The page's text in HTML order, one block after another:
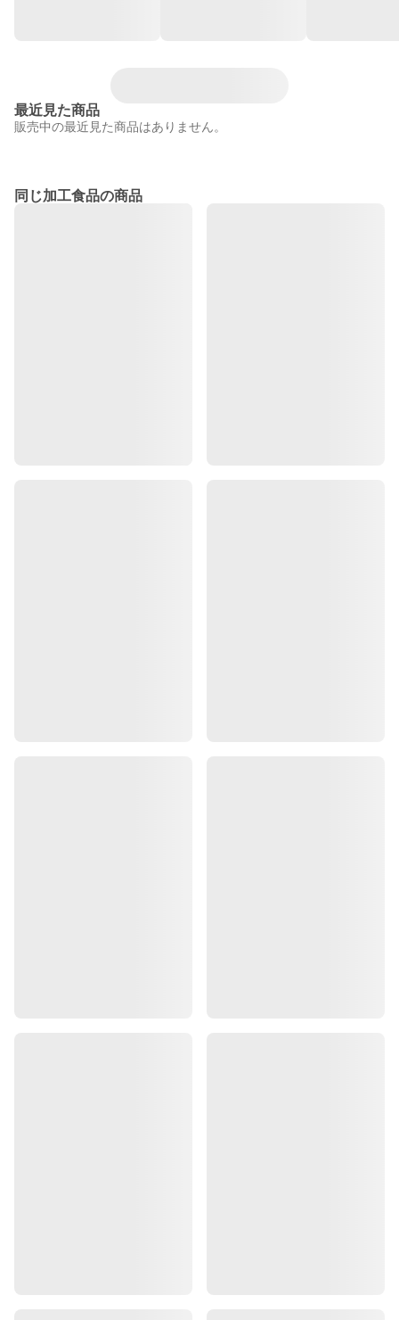
最近見た商品
販売中の最近見た商品はありません。
同じ加工食品の商品